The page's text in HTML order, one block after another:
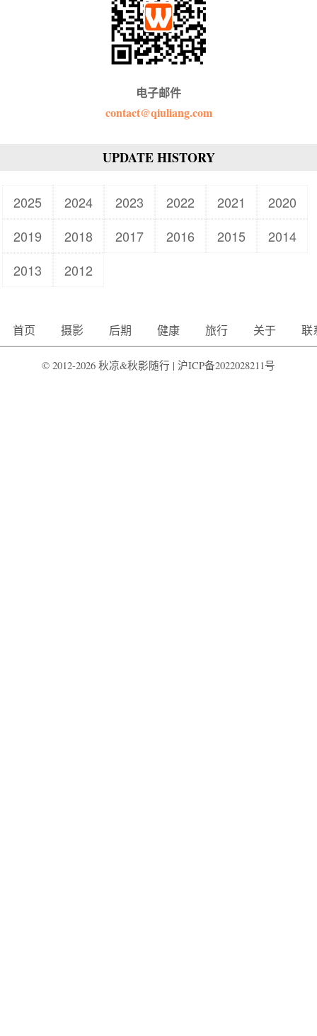
电子邮件
contact@qiuliang.com
UPDATE HISTORY
2025 2024 2023 2022 2021
2020
2019
2018 2017 2016 2015
2014
2013
2012
首页 摄影 后期 健康 旅行 关于 联
© 2012-2026 秋凉&秋影随行 | 沪ICP备2022028211号